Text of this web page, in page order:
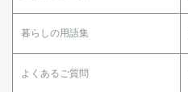
暮らしの用語集
よくあるご質問